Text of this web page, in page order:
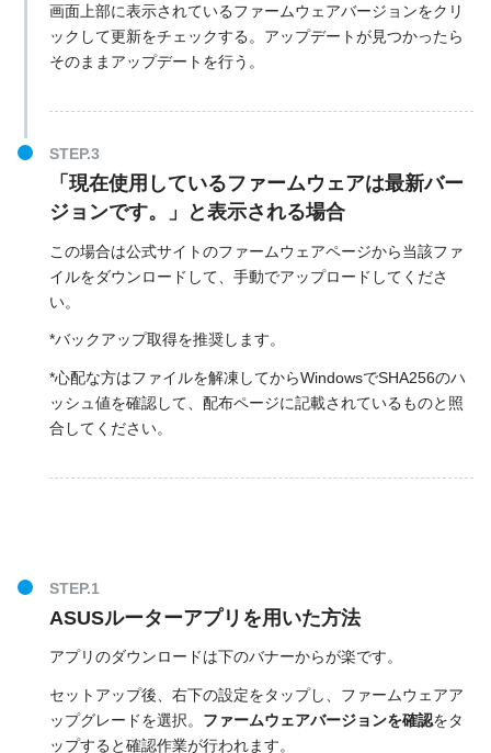
画面上部に表示されているファームウェアバージョンをクリ
ックして更新をチェックする。アップデートが見つかったら
そのままアップデートを行う。
「現在使用しているファームウェアは最新バー
ジョンです。」と表示される場合
この場合は公式サイトのファームウェアページから当該ファ
イルをダウンロードして、手動でアップロードしてくださ
い。
*バックアップ取得を推奨します。
*心配な方はファイルを解凍してからWindowsでSHA256のハ
ッシュ値を確認して、配布ページに記載されているものと照
合してください。
ASUSルーターアプリを用いた方法
アプリのダウンロードは下のバナーからが楽です。
セットアップ後、右下の設定をタップし、ファームウェアア
ップグレードを選択。 ファームウェアバージョンを確認をタ
ップすると確認作業が行われます。